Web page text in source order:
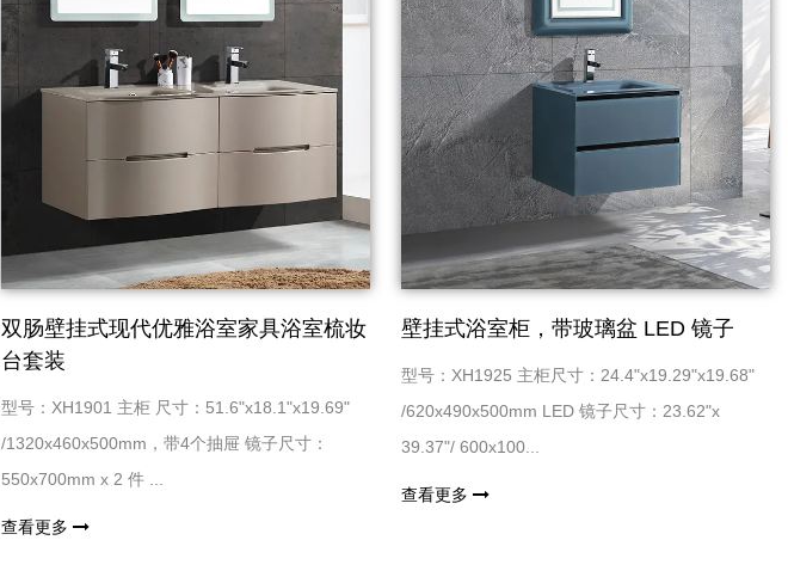
双肠壁挂式现代优雅浴室家具浴室梳妆
台套装
型号：XH1901 主柜 尺寸：51.6"x18.1"x19.69"
/1320x460x500mm，带4个抽屉 镜子尺寸：
550x700mm x 2 件 ...
查看更多
壁挂式浴室柜，带玻璃盆 LED 镜子
型号：XH1925 主柜尺寸：24.4"x19.29"x19.68"
/620x490x500mm LED 镜子尺寸：23.62"x
39.37"/ 600x100...
查看更多